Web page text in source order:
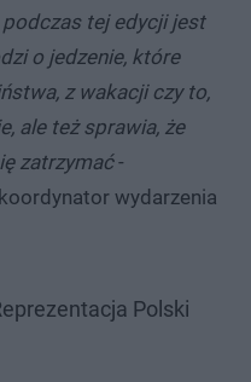
podczas tej edycji jest
o jedzenie, które
z wakacji czy to,
ale też sprawia, że
zatrzymać-
wydarzenia
Polski